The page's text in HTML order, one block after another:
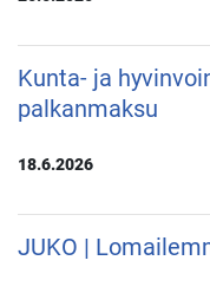
Kunta- ja
palkanmaksu
18.6.2026
JUKO |